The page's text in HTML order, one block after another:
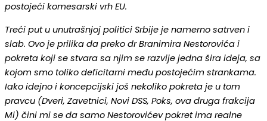
postojeći komesarski vrh EU.
Treći put u unutrašnjoj politici Srbije je namerno satrven i
slab. Ovo je prilika da preko dr Branimira Nestorovića i
pokreta koji se stvara sa njim se razvije jedna šira ideja, sa
kojom smo toliko deficitarni među postojećim strankama.
Iako idejno i koncepcijski još nekoliko pokreta je u tom
pravcu (Dveri, Zavetnici, Novi DSS, Poks, ova druga frakcija
Mi) čini mi se da samo Nestorovićev pokret ima realne